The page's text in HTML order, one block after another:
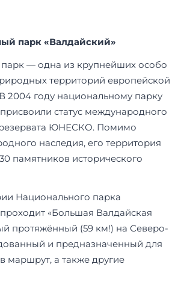
парк «Валдайский»
— одна из крупнейших особо
территорий европейской
2004 году национальному парку
статус международного
ЮНЕСКО. Помимо
наследия, его территория
памятников исторического
Национального парка
«Большая Валдайская
протяжённый (59 км!) на Северо-
и предназначенный для
маршрут, а также другие